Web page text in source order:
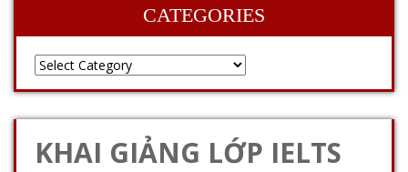
CATEGORIES
KHAI GIẢNG LỚP IELTS